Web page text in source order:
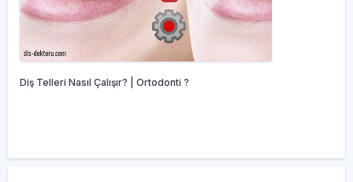
Diş Telleri Nasıl Çalışır? | Ortodonti ?